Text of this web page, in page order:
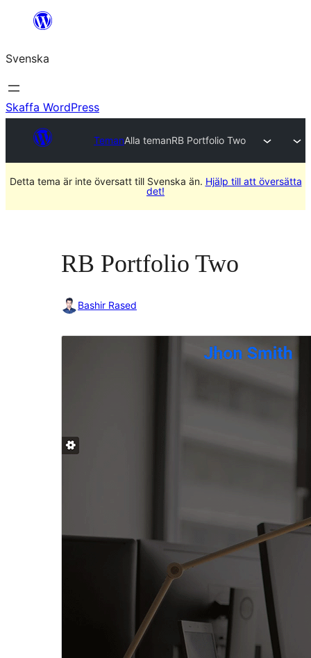
Hoppa
innehåll
Svenska
Skaffa WordPress
TemanAlla temanRB Portfolio Two
Detta tema är inte översatt till Svenska än. Hjälp till att översätta
det!
RB Portfolio Two
Bashir Rased